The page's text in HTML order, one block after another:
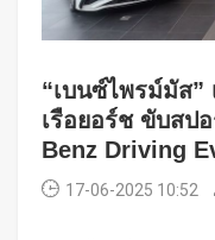
“เบนซ์ไพรม์มัส
เรือยอร์ช ขับสป
Benz Driving
17-06-2025 10:52